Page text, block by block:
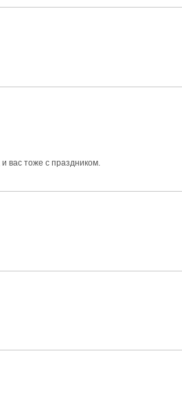
вас тоже с праздником.